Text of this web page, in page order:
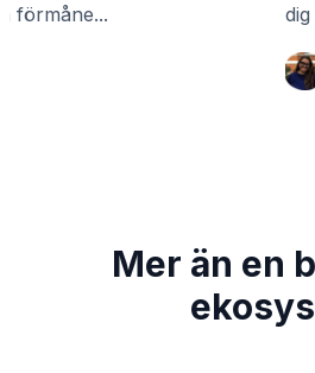
förmåne...
Mer än en